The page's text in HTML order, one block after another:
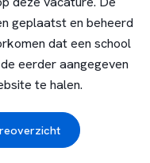
geplaatst en beheerd
dat een school
eerder aangegeven
te halen.